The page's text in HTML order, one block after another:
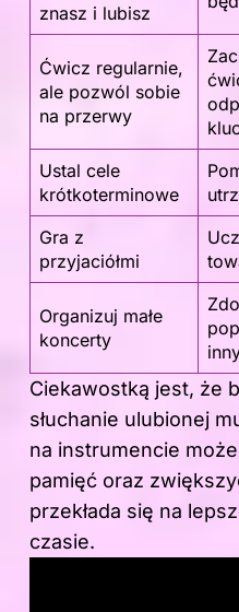
znasz i lubisz
Ćwicz regularnie,
ale pozwól sobie
na przerwy
Ustal cele
krótkoterminowe
Gra z
przyjaciółmi
Organizuj małe
koncerty
Ciekawostką jest, że
słuchanie ulubionej
na instrumencie
pamięć oraz
przekłada się na
czasie.